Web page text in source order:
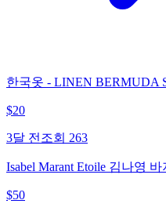
한국옷 - LINEN BERMUDA
$20
3달 전 조회 263
Isabel Marant Etoile 김나영 바
$50